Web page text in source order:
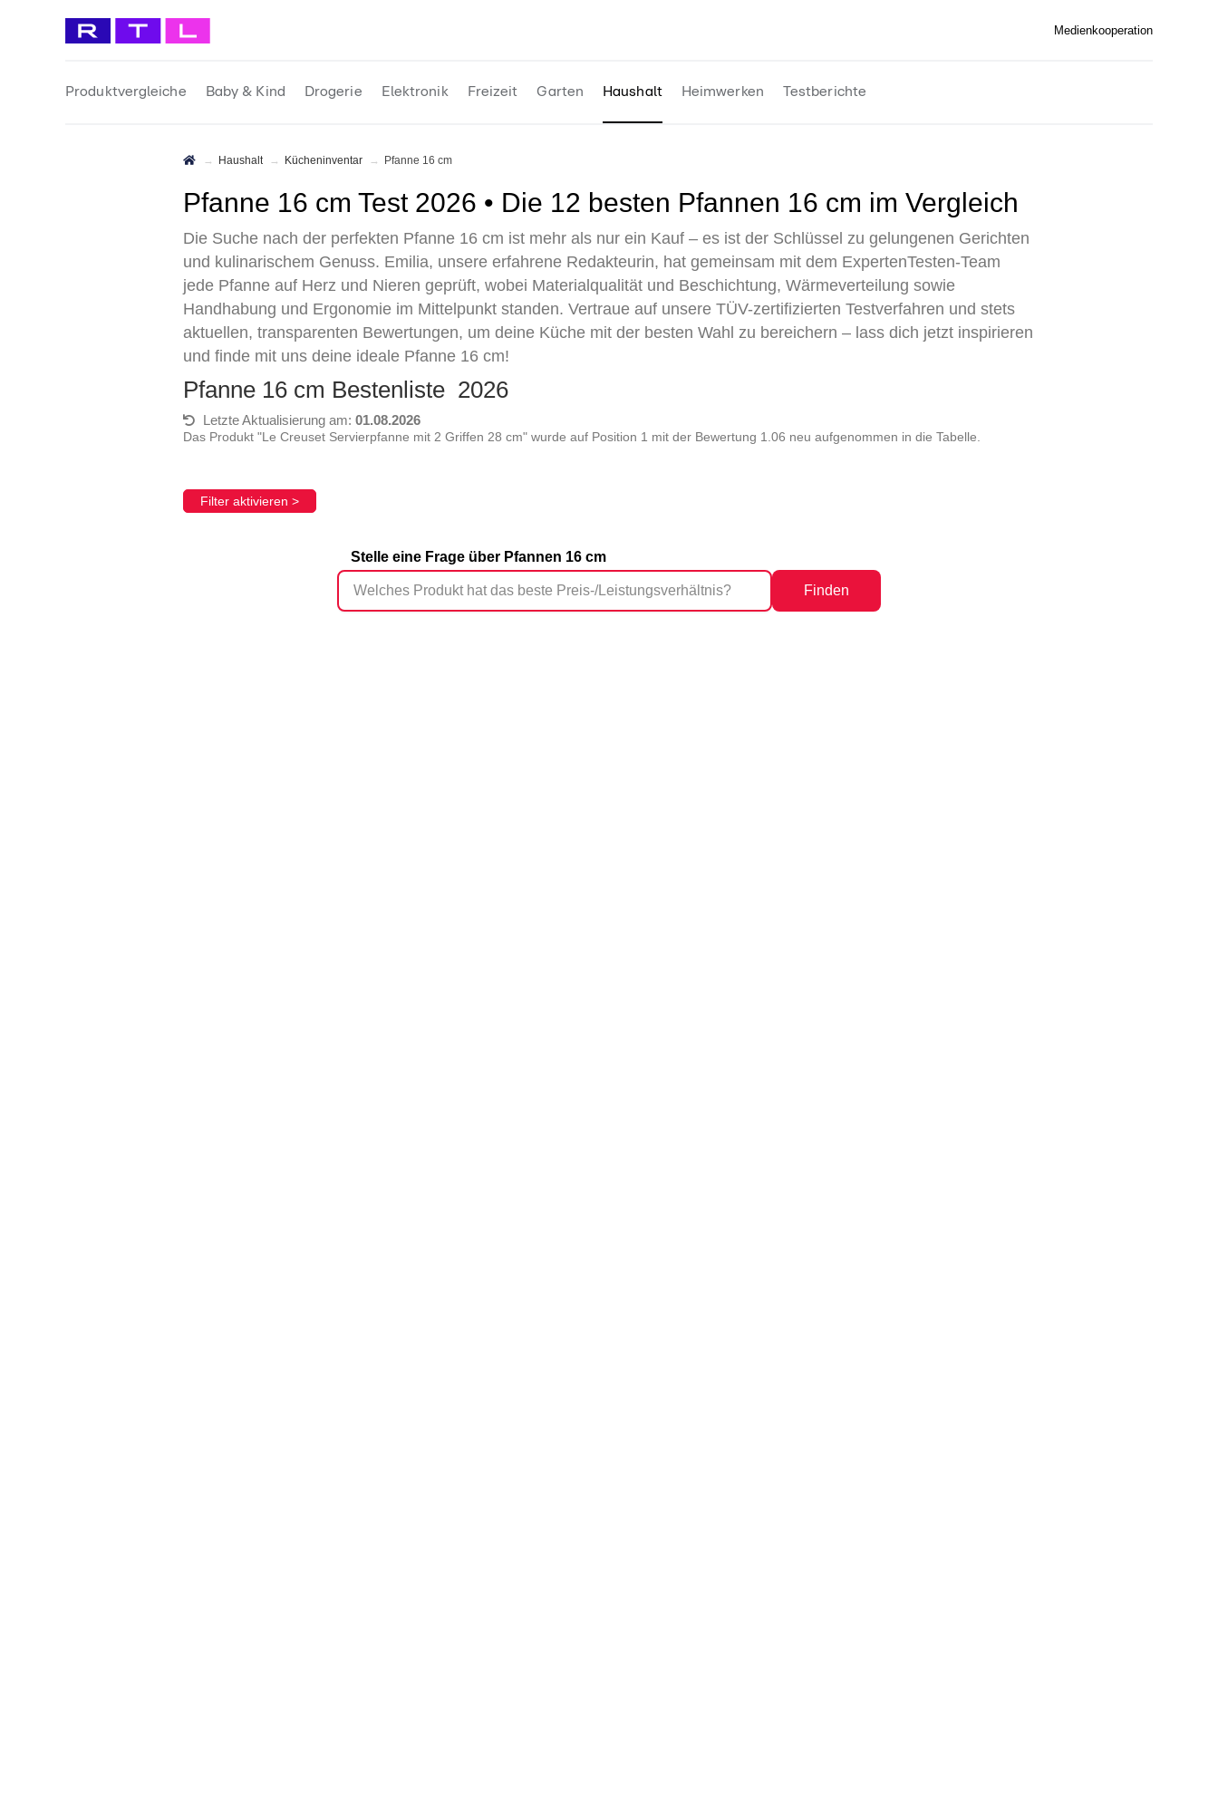
Medienkooperation
Produktvergleiche Baby & Kind Drogerie Elektronik Freizeit Garten Haushalt Heimwerken Testberichte
Haushalt Kücheninventar Pfanne 16 cm
Pfanne 16 cm Test 2026 • Die 12 besten Pfannen 16 cm im Vergleich
Die Suche nach der perfekten Pfanne 16 cm ist mehr als nur ein Kauf – es ist der Schlüssel zu gelungenen Gerichten
und kulinarischem Genuss. Emilia, unsere erfahrene Redakteurin, hat gemeinsam mit dem ExpertenTesten-Team
jede Pfanne auf Herz und Nieren geprüft, wobei Materialqualität und Beschichtung, Wärmeverteilung sowie
Handhabung und Ergonomie im Mittelpunkt standen. Vertraue auf unsere TÜV-zertifizierten Testverfahren und stets
aktuellen, transparenten Bewertungen, um deine Küche mit der besten Wahl zu bereichern – lass dich jetzt inspirieren
und finde mit uns deine ideale Pfanne 16 cm!
Pfanne 16 cm Bestenliste 2026
Letzte Aktualisierung am: 01.08.2026
Das Produkt "Le Creuset Servierpfanne mit 2 Griffen 28 cm" wurde auf Position 1 mit der Bewertung 1.06 neu aufgenommen in die Tabelle.
Filter aktivieren >
Stelle eine Frage über Pfannen 16 cm
Finden